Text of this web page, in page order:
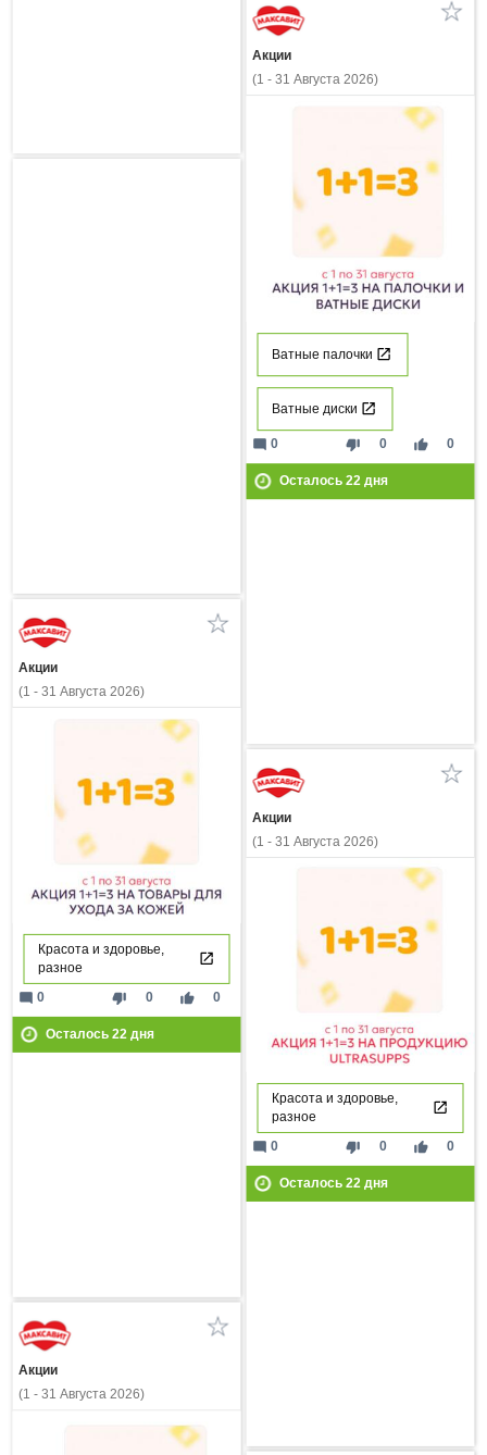
Акции
(1 - 31 Августа 2026)
Ватные палочки
Ватные диски
thumb_down 0 thumb_up 0
mode_comment 0
Осталось 22дня
Акции
(1 - 31 Августа 2026)
Красота и здоровье,
разное
thumb_down 0 thumb_up 0
mode_comment 0
Осталось 22 дня
Акции
(1 - 31 Августа 2026)
Красота и здоровье,
разное
thumb_down 0 thumb_up 0
mode_comment 0
Осталось 22 дня
Акции
(1 - 31 Августа 2026)